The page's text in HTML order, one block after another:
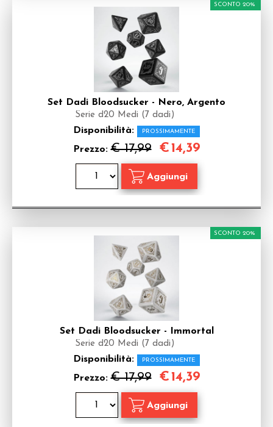
Set Dadi Bloodsucker - Nero, Argento
Serie d20 Medi (7 dadi)
Disponibilità: PROSSIMAMENTE
Prezzo:€ 17,99
SCONTO 20%
€14,39
Set Dadi Bloodsucker - Immortal
Serie d20 Medi (7 dadi)
Disponibilità: PROSSIMAMENTE
Prezzo:€ 17,99
SCONTO 20%
€14,39